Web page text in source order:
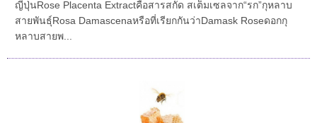
ญี่ปุ่นRose Placenta Extractคือสารสกัด สเต็มเซลจาก“รก”กุหลาบ
สายพันธุ์Rosa Damascenaหรือที่เรียกกันว่าDamask Roseดอกกุ
หลาบสายพ...